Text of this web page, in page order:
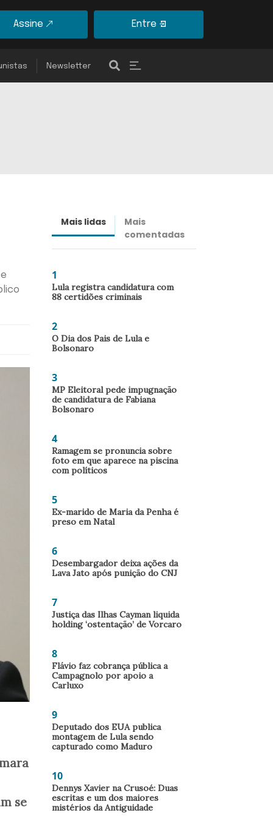
Assine Entre
Newsletter
se
Mais lidas
Mais
comentadas
1
Lula registra candidatura com
88 certidões criminais
2
O Dia dos Pais de Lula e
Bolsonaro
3
MP Eleitoral pede impugnação
de candidatura de Fabiana
Bolsonaro
4
Ramagem se pronuncia sobre
foto em que aparece na piscina
com políticos
5
Ex-marido de Maria da Penha é
preso em Natal
6
Desembargador deixa ações da
Lava Jato após punição do CNJ
7
Justiça das Ilhas Cayman liquida
holding ‘ostentação’ de Vorcaro
8
Flávio faz cobrança pública a
Campagnolo por apoio a
Carluxo
9
Deputado dos EUA publica
montagem de Lula sendo
capturado como Maduro
10
Dennys Xavier na Crusoé: Duas
escritas e um dos maiores
mistérios da Antiguidade